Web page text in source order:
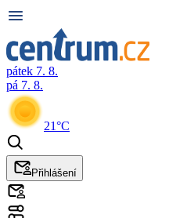
pátek 7. 8.
pá 7. 8.
21°C
Přihlášení